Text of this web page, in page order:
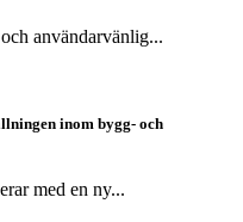
användarvänlig...
inom bygg- och
med en ny...